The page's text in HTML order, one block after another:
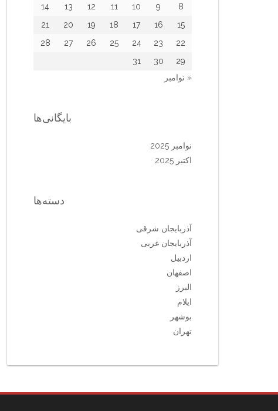
8
9
10
11
12
13
14
15
16
17
18
19
20
21
22
23
24
25
26
27
28
29
30
31
« نوامبر
بایگانی‌ها
نوامبر 2025
اکتبر 2025
دسته‌ها
آذربایجان شرقی
آذربایجان غربی
اردبیل
اصفهان
البرز
ایلام
بوشهر
تهران